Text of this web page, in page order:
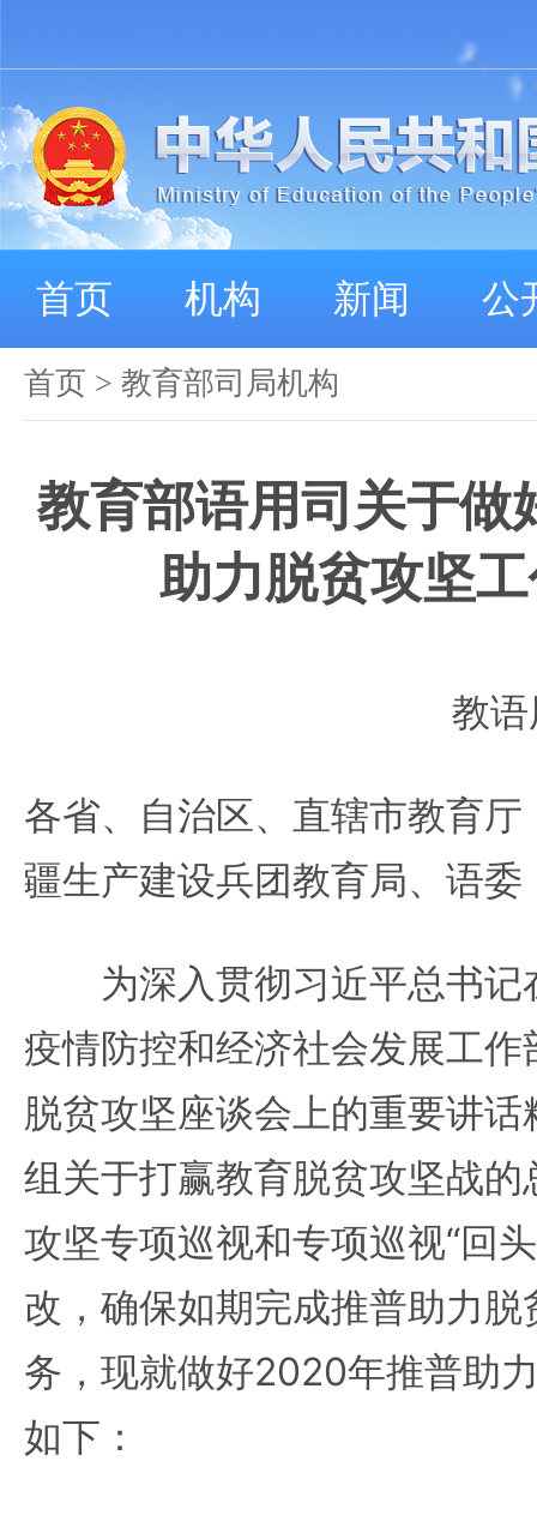
首页 机构 新闻 公
首页 > 教育部司局机构
教育部语用司关于
助力脱贫攻坚
教
各省、自治区、直辖市教育
疆生产建设兵团教育局、语委
为深入贯彻习近平总书记
疫情防控和经济社会发展工
脱贫攻坚座谈会上的重要讲
组关于打赢教育脱贫攻坚战
攻坚专项巡视和专项巡视“回
改，确保如期完成推普助力
务，现就做好2020年推普助
如下：